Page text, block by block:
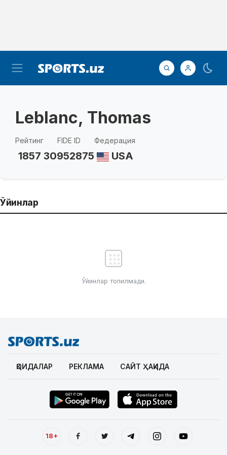
Leblanc, Thomas
Рейтинг
1857
FIDE ID
30952875
Федерация
USA
Ўйинлар
Ўйинлар топилмади.
ҚОИДАЛАР РЕКЛАМА САЙТ ҲАҚИДА
18+